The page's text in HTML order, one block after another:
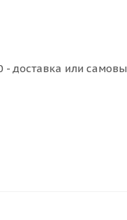
доставка или